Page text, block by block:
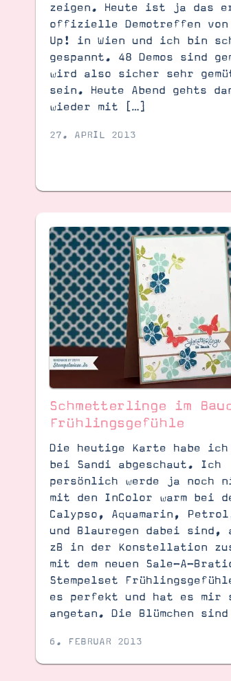
Suche Impressum
zeigen. Heute ist ja das
offizielle Demotreffen von
Up! in Wien und ich bin
gespannt. 48 Demos sind
wird also sicher sehr
sein. Heute Abend gehts
wieder mit […]
27. APRIL 2013
Schmetterlinge im
Frühlingsgefühle
Die heutige Karte habe ich
bei Sandi abgeschaut. Ich
persönlich werde ja noch
mit den InColor warm bei
Calypso, Aquamarin,
und Blauregen dabei sind,
zB in der Konstellation
mit dem neuen Sale-A-
Stempelset
es perfekt und hat es mir
angetan. Die Blümchen
6. FEBRUAR 2013